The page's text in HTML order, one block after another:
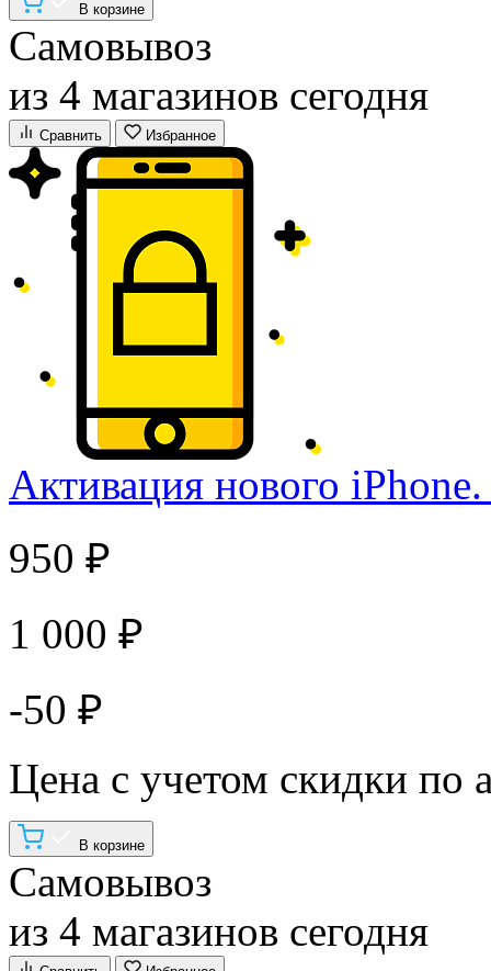
В корзине
Самовывоз
из 4 магазинов сегодня
Сравнить Избранное
Активация нового
950 ₽
1 000 ₽
-50 ₽
Цена с учетом скидки по
В корзине
Самовывоз
из 4 магазинов сегодня